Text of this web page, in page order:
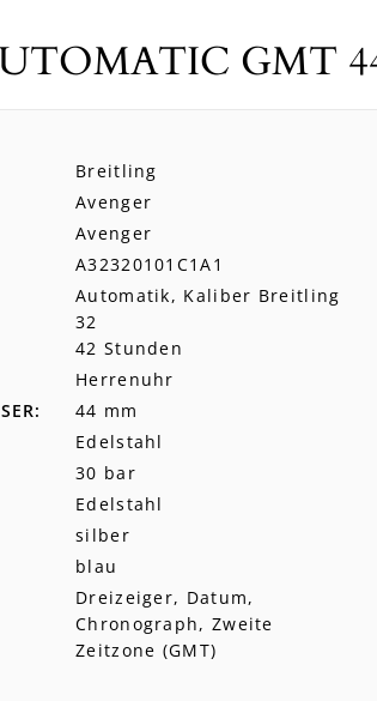
GMT
Breitling
Avenger
Avenger
A32320101C1A1
Automatik, Kaliber Breitling
32
42 Stunden
Herrenuhr
44 mm
Edelstahl
30 bar
Edelstahl
silber
blau
Dreizeiger, Datum,
Chronograph, Zweite
Zeitzone (GMT)